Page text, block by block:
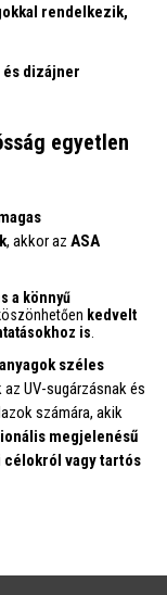
rendelkezik,
dizájner
egyetlen
, akkor az ASA
a könnyű
kedvelt
is
széles
UV-sugárzásnak és
számára, akik
megjelenésű
célokról vagy tartós